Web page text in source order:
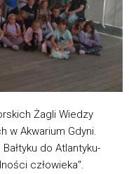
Żagli Wiedzy
w Akwarium Gdyni.
do Atlantyku-
człowieka".